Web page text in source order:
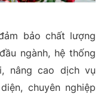
bảo chất lượng
ngành, hệ thống
nâng cao dịch vụ
chuyên nghiệp